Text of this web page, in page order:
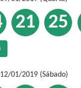
21 25
01/2019 (Sábado)